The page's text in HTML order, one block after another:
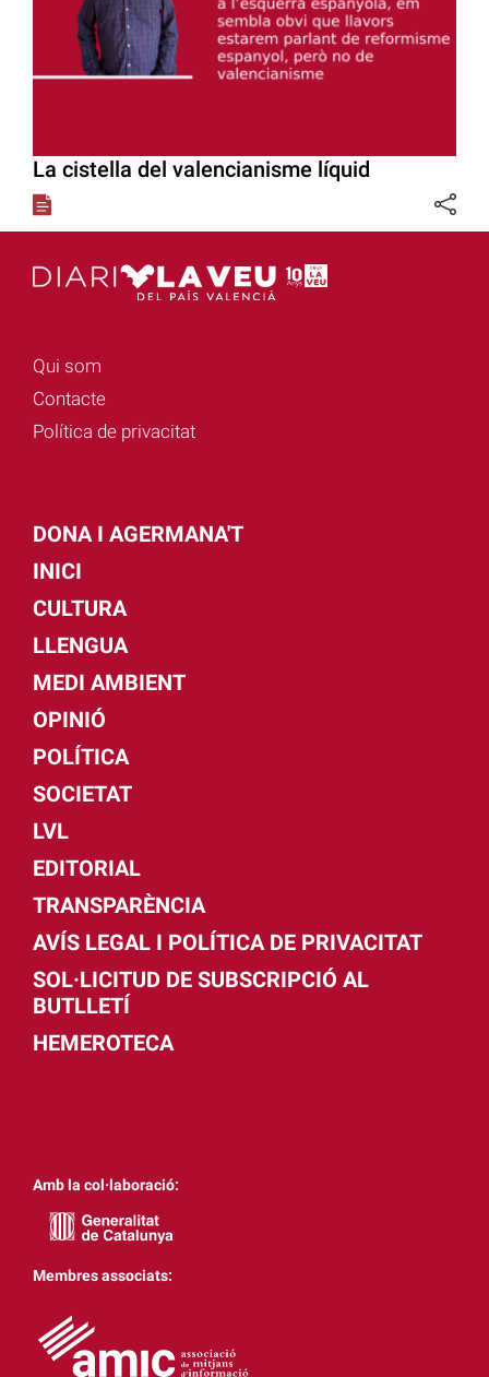
La cistella del valencianisme líquid
Qui som
Contacte
Política de privacitat
DONA I AGERMANA'T
INICI
CULTURA
LLENGUA
MEDI AMBIENT
OPINIÓ
POLÍTICA
SOCIETAT
LVL
EDITORIAL
TRANSPARÈNCIA
AVÍS LEGAL I POLÍTICA DE PRIVACITAT
SOL·LICITUD DE SUBSCRIPCIÓ AL
BUTLLETÍ
HEMEROTECA
Amb la col·laboració:
Membres associats: